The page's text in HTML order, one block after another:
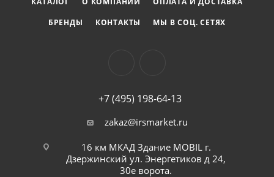
БРЕНДЫ
КОНТАКТЫ МЫ В СОЦ. СЕТЯХ
+7 (495) 198-64-13
zakaz@irsmarket.ru
16 км МКАД Здание MOBIL г.
Дзержинский ул. Энергетиков д 24,
30е ворота.